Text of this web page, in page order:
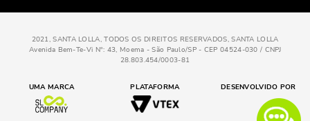
2021, SANTA LOLLA, TODOS OS DIREITOS RESERVADOS, SANTA LOLLA
Avenida Bem-Te-Vi N°: 43, Moema - São Paulo/SP - CEP 04524-030 / CNPJ
28.803.454/0003-81
UMA MARCA PLATAFORMA DESENVOLVIDO POR